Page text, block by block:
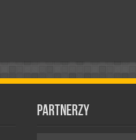
Partnerzy